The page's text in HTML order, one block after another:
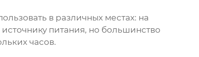
в различных местах: на
питания, но большинство
часов.